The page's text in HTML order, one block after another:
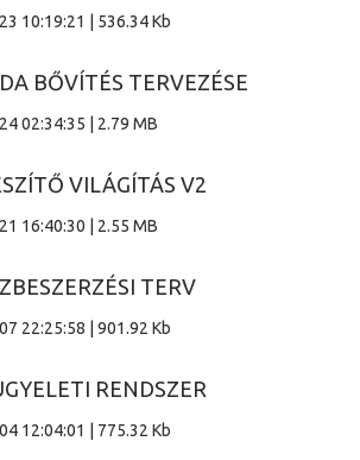
10:19:21 | 536.34 Kb
BŐVÍTÉS TERVEZÉSE
02:34:35 | 2.79 MB
VILÁGÍTÁS V2
16:40:30 | 2.55 MB
TERV
22:25:58 | 901.92 Kb
RENDSZER
12:04:01 | 775.32 Kb